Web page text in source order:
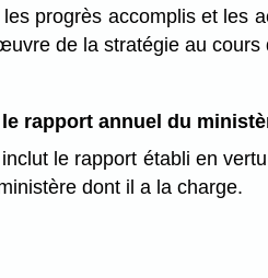
progrès accomplis et les
de la stratégie au cours
rapport annuel du
le rapport établi en
dont il a la charge.